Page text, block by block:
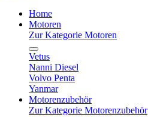
Home
Motoren
Zur Kategorie Motoren
Vetus
Nanni Diesel
Volvo Penta
Yanmar
Motorenzubehör
Zur Kategorie Motorenzubehör